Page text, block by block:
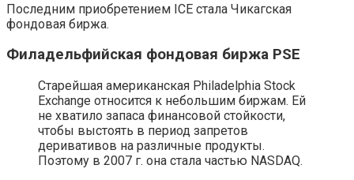
Последним приобретением ICE стала Чикагская
фондовая биржа.
Филадельфийская фондовая биржа PSE
Старейшая американская Philadelphia Stock
Exchange относится к небольшим биржам. Ей
не хватило запаса финансовой стойкости,
чтобы выстоять в период запретов
деривативов на различные продукты.
Поэтому в 2007 г. она стала частью NASDAQ.